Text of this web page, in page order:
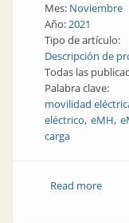
Mes: Noviembre
Año:2021
Tipo de artículo:
Descripción de
Todas las
Palabra clave:
movilidad
eléctrico eMH
carga
Read more